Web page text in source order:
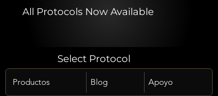
All Protocols Now Available
Select Protocol
Productos Blog Apoyo